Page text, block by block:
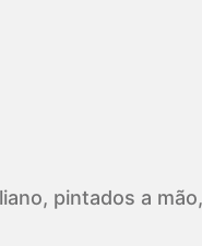
pintados a